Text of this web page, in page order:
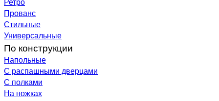
Прованс
Стильные
Универсальные
По конструкции
Напольные
С распашными дверцами
С полками
На ножках